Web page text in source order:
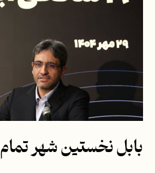
بابل نخستین شهر تمام 5G ایران شد